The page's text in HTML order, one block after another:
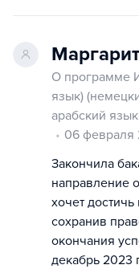
О программе
язык)
арабский
06 февраля
Закончила
направление
хочет
сохранив
окончания
декабрь 2023